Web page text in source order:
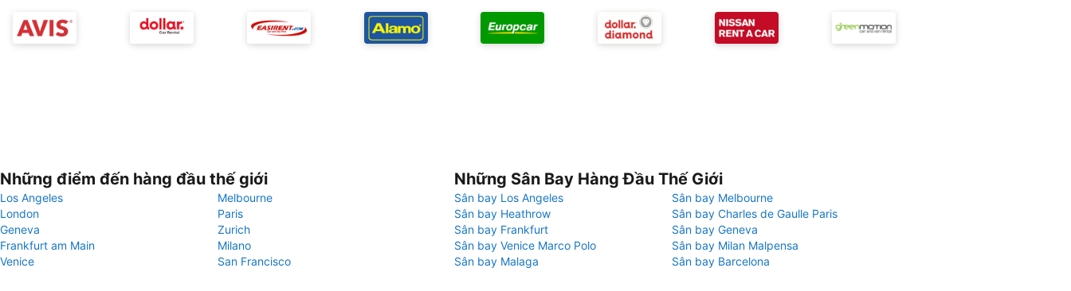
Những điểm đến hàng đầu thế giới
Los Angeles
Melbourne
London
Paris
Geneva
Zurich
Frankfurt am Main
Milano
Venice
San Francisco
Những Sân Bay Hàng Đầu Thế Giới
Sân bay Los Angeles
Sân bay Melbourne
Sân bay Heathrow
Sân bay Charles de Gaulle Paris
Sân bay Frankfurt
Sân bay Geneva
Sân bay Venice Marco Polo
Sân bay Milan Malpensa
Sân bay Malaga
Sân bay Barcelona